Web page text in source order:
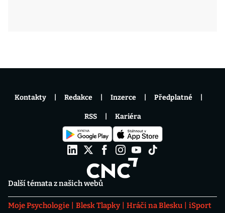
Další témata z našich webů
Moje Psychologie Blesk Tlapky Hráči na Blesku
iSport
Kontakty Redakce Inzerce Předplatné
RSS Kariéra